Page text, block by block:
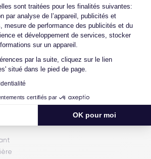
sont traitées pour les finalités suivantes:
par analyse de l’appareil, publicités et
mesure de performance des publicités et du
et développement de services, stocker
sur un appareil.
par la suite, cliquez sur le lien
situé dans le pied de page.
certifiés par
OK pour moi
Axeptio consent
différence entre une carte
?
une eSIM ?
une assurance en cas de
des chocs ou à des chutes ?